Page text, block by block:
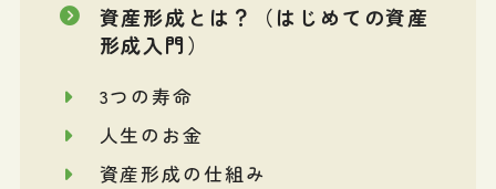
資産形成とは？（はじめての資産
形成入門）
3つの寿命
人生のお金
資産形成の仕組み